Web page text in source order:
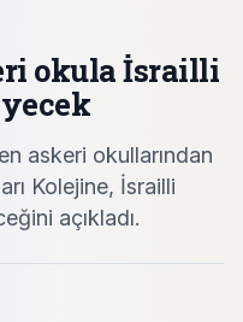
okula İsrailli
askeri okullarından
Kolejine, İsrailli
açıkladı.